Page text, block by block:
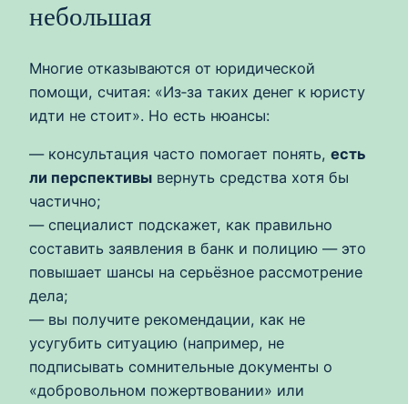
небольшая
Многие отказываются от юридической
помощи, считая: «Из‑за таких денег к юристу
идти не стоит». Но есть нюансы:
— консультация часто помогает понять, есть
ли перспективы вернуть средства хотя бы
частично;
— специалист подскажет, как правильно
составить заявления в банк и полицию — это
повышает шансы на серьёзное рассмотрение
дела;
— вы получите рекомендации, как не
усугубить ситуацию (например, не
подписывать сомнительные документы о
«добровольном пожертвовании» или